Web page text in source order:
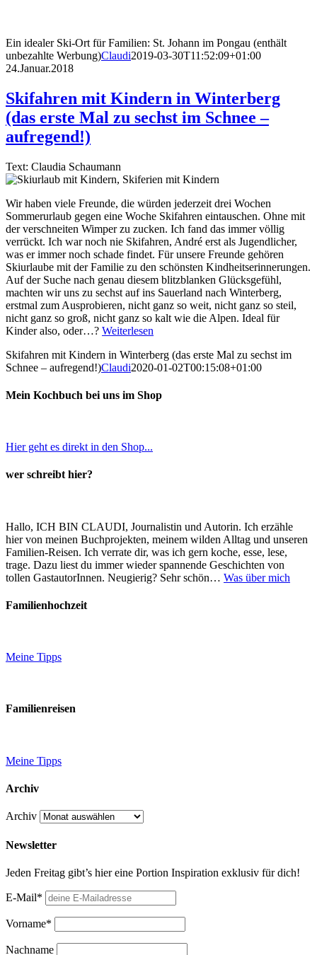
Ein idealer Ski-Ort für Familien: St. Johann im Pongau (enthält
unbezahlte Werbung)Claudi2019-03-30T11:52:09+01:00
24.Januar.2018
Skifahren mit Kindern in Winterberg
(das erste Mal zu sechst im Schnee –
aufregend!)
Text: Claudia Schaumann
Wir haben viele Freunde, die würden jederzeit drei Wochen
Sommerurlaub gegen eine Woche Skifahren eintauschen. Ohne mit
der verschneiten Wimper zu zucken. Ich fand das immer völlig
verrückt. Ich war noch nie Skifahren, André erst als Jugendlicher,
was er immer noch schade findet. Für unsere Freunde gehören
Skiurlaube mit der Familie zu den schönsten Kindheitserinnerungen.
Auf der Suche nach genau diesem blitzblanken Glücksgefühl,
machten wir uns zu sechst auf ins Sauerland nach Winterberg,
erstmal zum Ausprobieren, nicht ganz so weit, nicht ganz so steil,
nicht ganz so groß, nicht ganz so kalt wie die Alpen. Ideal für
Kinder also, oder…? Weiterlesen
Skifahren mit Kindern in Winterberg (das erste Mal zu sechst im
Schnee – aufregend!)Claudi2020-01-02T00:15:08+01:00
Mein Kochbuch bei uns im Shop
Hier geht es direkt in den Shop...
wer schreibt hier?
Hallo, ICH BIN CLAUDI, Journalistin und Autorin. Ich erzähle
hier von meinen Buchprojekten, meinem wilden Alltag und unseren
Familien-Reisen. Ich verrate dir, was ich gern koche, esse, lese,
trage. Dazu liest du immer wieder spannende Geschichten von
tollen GastautorInnen. Neugierig? Sehr schön… Was über mich
Familienhochzeit
Meine Tipps
Familienreisen
Meine Tipps
Archiv
Archiv
Newsletter
Jeden Freitag gibt’s hier eine Portion Inspiration exklusiv für dich!
E-Mail*
Vorname*
Nachname